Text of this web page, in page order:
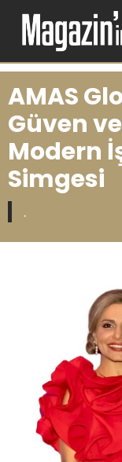
AMAS
Güven
Modern
Simgesi
.